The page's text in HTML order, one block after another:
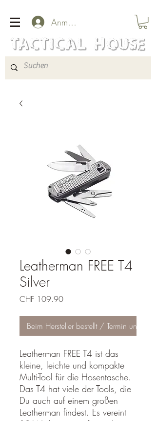
Anmelden
Leatherman FREE T4
Silver
CHF 109.90Preis
Beim Hersteller bestellt / Termin
Leatherman FREE T4 ist das
kleine, leichte und kompakte
Multi-Tool für die Hosentasche.
Das T4 hat viele der Tools, die
Du auch auf einem großen
Leatherman findest. Es vereint